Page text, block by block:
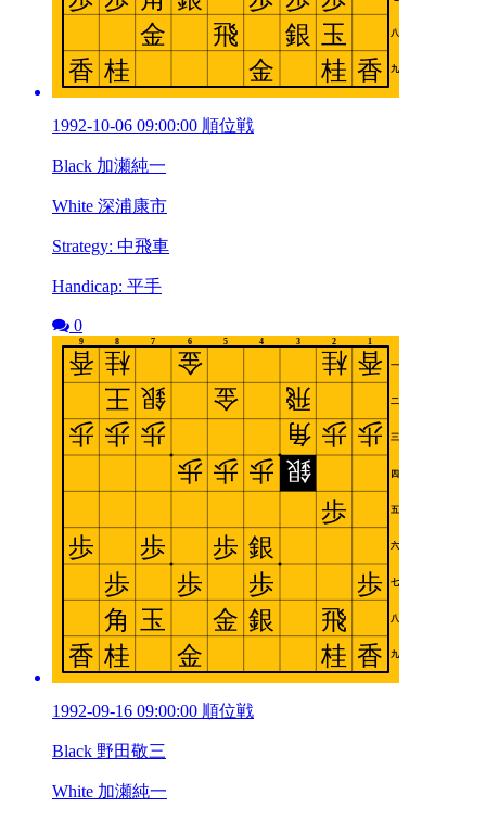
1992-10-06 09:00:00 順位戦
Black 加瀬純一
White 深浦康市
Strategy: 中飛車
Handicap: 平手
0
1992-09-16 09:00:00 順位戦
Black 野田敬三
White 加瀬純一